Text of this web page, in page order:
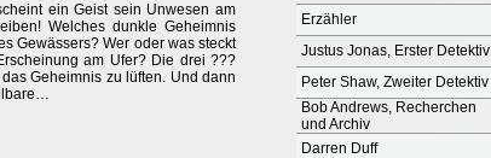
ein Geist sein Unwesen am
Welches dunkle Geheimnis
Gewässers? Wer oder was steckt
am Ufer? Die drei ???
Geheimnis zu lüften. Und dann
Erzähler
Justus Jonas, Erster Detektiv
Peter Shaw, Zweiter Detektiv
Bob Andrews, Recherchen
und Archiv
Darren Duff